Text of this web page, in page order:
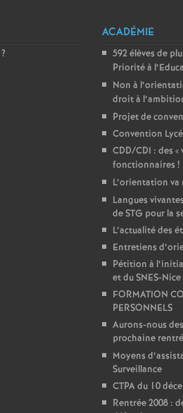
?
ACADÉMIE
592 élèves de
Priorité à
Non à
droit à
Projet de
Convention
CDD/CDI : des «
fonctionnaires !
L’orientation va
Langues
de STG pour la
L’actualité des
Entretiens
Pétition à
et du SNES-Nice
FORMATION
PERSONNELS
Aurons-nous
prochaine
Moyens
Surveillance
CTPA du 10
Rentrée 2008 :